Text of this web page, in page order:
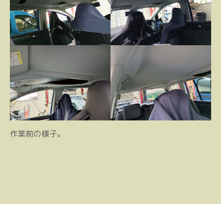
作業前の様子。